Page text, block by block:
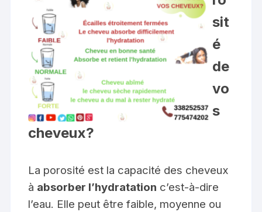
sit
é
de
vo
s
cheveux?
La porosité est la capacité des cheveux
à absorber l’hydratation c’est-à-dire
l’eau. Elle peut être faible, moyenne ou